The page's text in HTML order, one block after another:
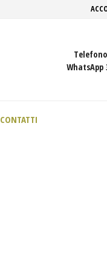
WhatsApp
CONTATTI